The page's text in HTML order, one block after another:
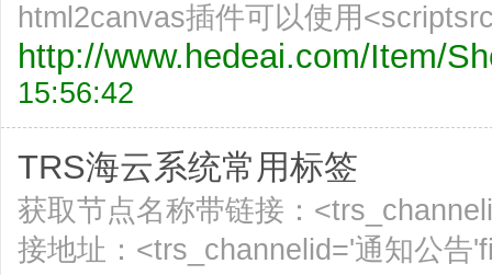
html2canvas插件可以使用
http://www.hedeai.com/Item/
15:56:42
TRS海云系统常用标签
获取节点名称带链接：
接地址：<trs_channelid='通知公告